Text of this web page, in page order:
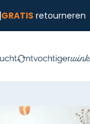
GRATISretourneren